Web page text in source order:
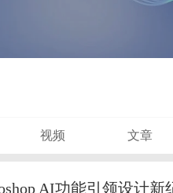
视频 文章
AI功能引领设计新